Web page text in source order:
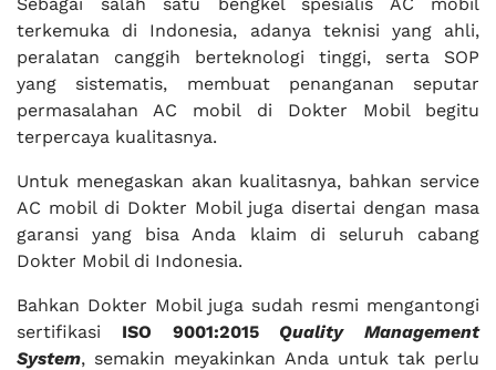
terkemuka di Indonesia, adanya teknisi yang ahli,
peralatan canggih berteknologi tinggi, serta SOP
yang sistematis, membuat penanganan seputar
permasalahan AC mobil di Dokter Mobil begitu
terpercaya kualitasnya.
Untuk menegaskan akan kualitasnya, bahkan service
AC mobil di Dokter Mobil juga disertai dengan masa
garansi yang bisa Anda klaim di seluruh cabang
Dokter Mobil di Indonesia.
Bahkan Dokter Mobil juga sudah resmi mengantongi
sertifikasi ISO 9001:2015Quality Management
System, semakin meyakinkan Anda untuk tak perlu